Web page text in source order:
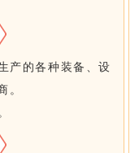
产的各种装备、设
商。